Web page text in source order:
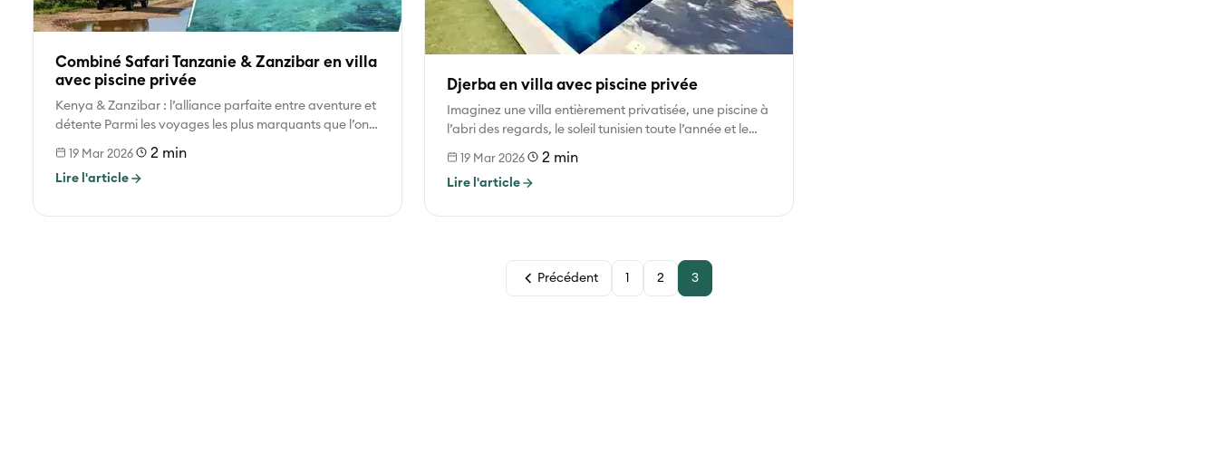
Combiné Safari Tanzanie & Zanzibar en villa
avec piscine privée
Kenya & Zanzibar : l’alliance parfaite entre aventure et
détente Parmi les voyages les plus marquants que l’on
19 Mar 2026 2 min
Lire l'article
Djerba en villa avec piscine privée
Imaginez une villa entièrement privatisée, une piscine à
l’abri des regards, le soleil tunisien toute l’année et le
19 Mar 2026 2 min
Lire l'article
Précédent 1 2 3